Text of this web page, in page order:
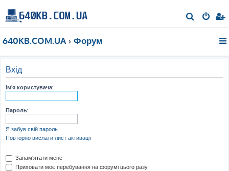
о
640KB.COM.UA Форум
Вхід
Ім'я користувача:
Пароль:
Я забув свій пароль
Повторно вислати лист активації
Запам'ятати мене
Приховати моє перебування на форумі цього разу